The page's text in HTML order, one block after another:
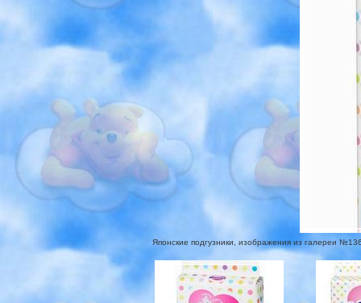
Японские подгузники, изображения из галереи